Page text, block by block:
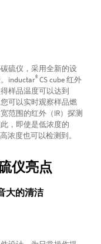
硫仪，采用全新的设
inductar®CS cube 红外
样品温度可以达到
可以实时观察样品燃
范围的红外（IR）探测
，即使是低浓度的
浓度也可以检测到。
仪亮点
大的清洁